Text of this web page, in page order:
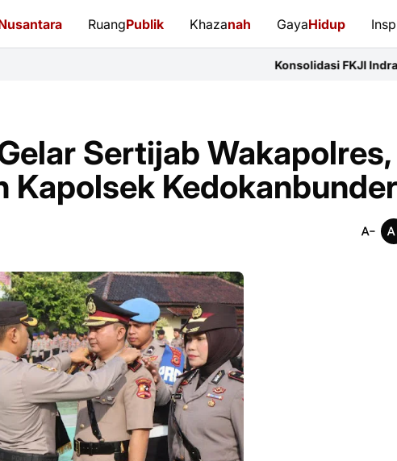
RuangPublik Khazanah GayaHidup
Konsolidasi FKJI Indramayu: 14
Sertijab Wakapolres,
Kapolsek Kedokanbunder